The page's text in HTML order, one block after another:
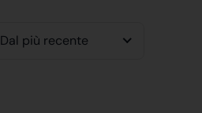
Dal più recente